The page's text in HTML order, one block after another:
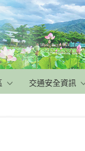
交通安全資訊